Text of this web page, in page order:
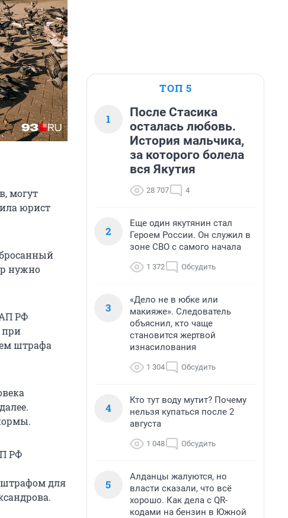
могут
юрист
нужно
РФ
при
штрафа
РФ
штрафом для
ТОП 5
1
После Стасика
осталась любовь.
История мальчика,
за которого болела
вся Якутия
28 707 4
2
Еще один якутянин стал
Героем России. Он служил в
зоне СВО с самого начала
1 372 Обсудить
3
«Дело не в юбке или
макияже». Следователь
объяснил, кто чаще
становится жертвой
изнасилования
1 304 Обсудить
4
Кто тут воду мутит? Почему
нельзя купаться после 2
августа
1 048 Обсудить
5
Алданцы жалуются, но
власти сказали, что всё
хорошо. Как дела с QR-
кодами на бензин в Южной